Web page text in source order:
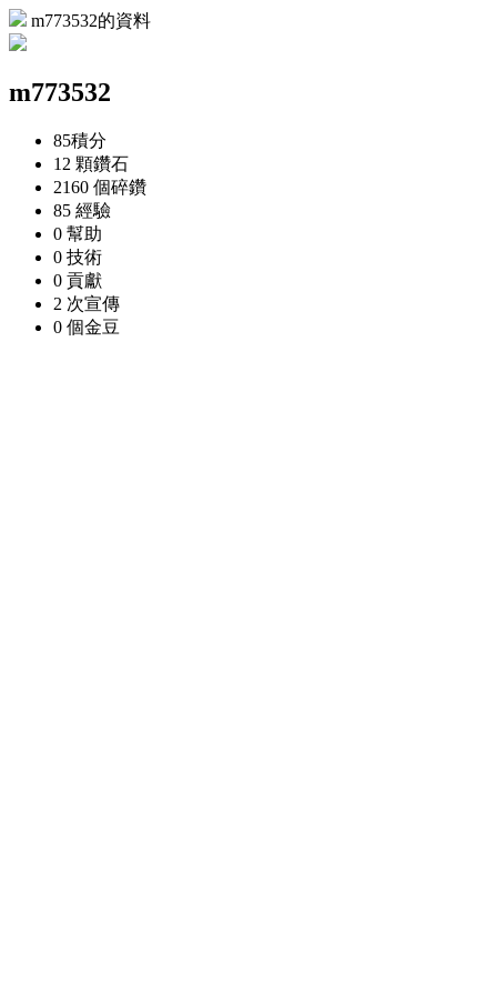
m773532的資料
m773532
85積分
12 顆鑽石
2160 個碎鑽
85 經驗
0 幫助
0 技術
0 貢獻
2 次宣傳
0 個金豆